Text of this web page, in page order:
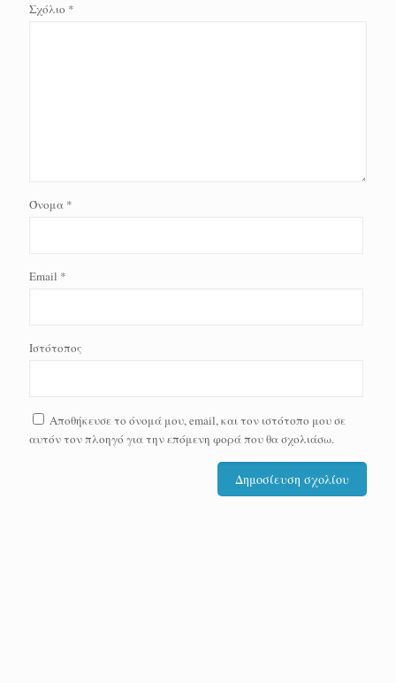
Σχόλιο *
Όνομα *
Email *
Ιστότοπος
Αποθήκευσε το όνομά μου, email, και τον ιστότοπο μου σε
αυτόν τον πλοηγό για την επόμενη φορά που θα σχολιάσω.